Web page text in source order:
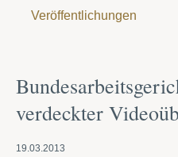
Veröffentlichungen
verdeckter
19.03.2013